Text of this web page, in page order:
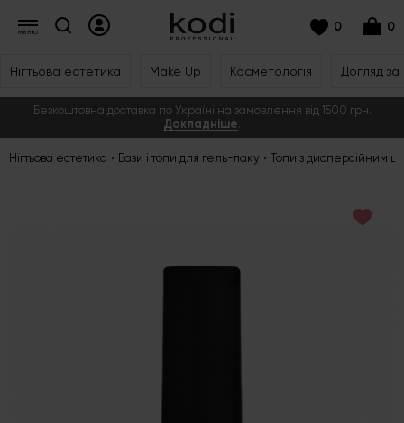
0 0
Нігтьова естетика Make Up Косметологія Догляд
Безкоштовна доставка по Україні на замовлення від 1500 грн.
Докладніше.
Нігтьова естетика Бази і топи для гель-лаку Топи з дисперсійним